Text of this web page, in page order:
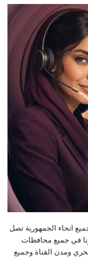
انحاء الجمهورية تصل
في جميع محافظات
ومدن القناة وجميع